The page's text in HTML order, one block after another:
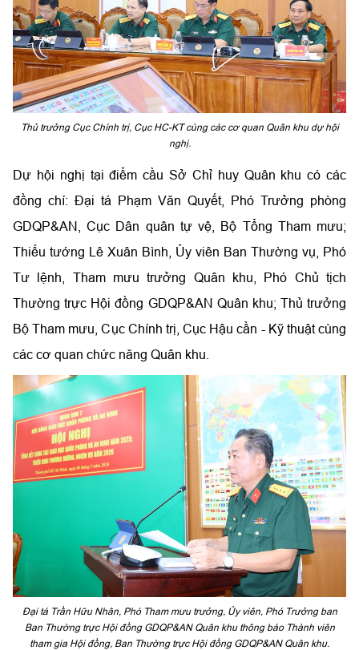
Thủ trưởng Cục Chính trị, Cục HC-KT cùng các cơ quan Quân khu dự hội
nghị.
Dự hội nghị tại điểm cầu Sở Chỉ huy Quân khu có các
đồng chí: Đại tá Phạm Văn Quyết, Phó Trưởng phòng
GDQP&AN, Cục Dân quân tự vệ, Bộ Tổng Tham mưu;
Thiếu tướng Lê Xuân Bình, Ủy viên Ban Thường vụ, Phó
Tư lệnh, Tham mưu trưởng Quân khu, Phó Chủ tịch
Thường trực Hội đồng GDQP&AN Quân khu; Thủ trưởng
Bộ Tham mưu, Cục Chính trị, Cục Hậu cần - Kỹ thuật cùng
các cơ quan chức năng Quân khu.
Đại tá Trần Hữu Nhân, Phó Tham mưu trưởng, Ủy viên, Phó Trưởng ban
Ban Thường trực Hội đồng GDQP&AN Quân khu thông báo Thành viên
tham gia Hội đồng, Ban Thường trực Hội đồng GDQP&AN Quân khu.